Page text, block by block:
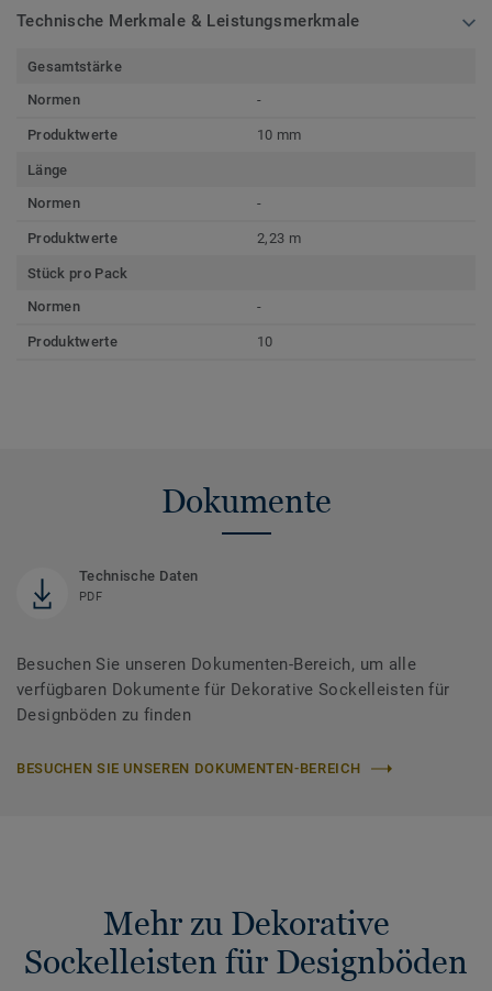
Technische Merkmale & Leistungsmerkmale
Gesamtstärke
Normen
-
Produktwerte 10 mm
Länge
Normen
-
Produktwerte 2,23 m
Stück pro Pack
Normen
-
Produktwerte 10
Dokumente
Technische Daten
PDF
Besuchen Sie unseren Dokumenten-Bereich, um alle
verfügbaren Dokumente für Dekorative Sockelleisten für
Designböden zu finden
BESUCHEN SIE UNSEREN DOKUMENTEN-BEREICH
Mehr zu Dekorative
Sockelleisten für Designböden